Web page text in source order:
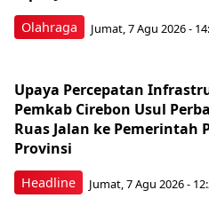
Olahraga Jumat, 7 Agu 2026 -
Headline
Upaya Percepatan
Pemkab Cirebon Usul
Ruas Jalan ke Pemerintah
Provinsi
Jumat, 7 Agu 2026 -